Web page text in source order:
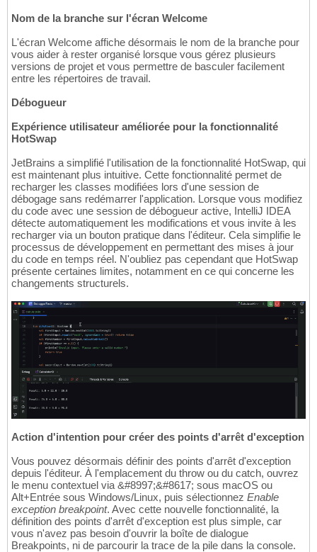
Nom de la branche sur l'écran Welcome
L'écran Welcome affiche désormais le nom de la branche pour
vous aider à rester organisé lorsque vous gérez plusieurs
versions de projet et vous permettre de basculer facilement
entre les répertoires de travail.
Débogueur
Expérience utilisateur améliorée pour la fonctionnalité
HotSwap
JetBrains a simplifié l'utilisation de la fonctionnalité HotSwap, qui
est maintenant plus intuitive. Cette fonctionnalité permet de
recharger les classes modifiées lors d'une session de
débogage sans redémarrer l'application. Lorsque vous modifiez
du code avec une session de débogueur active, IntelliJ IDEA
détecte automatiquement les modifications et vous invite à les
recharger via un bouton pratique dans l'éditeur. Cela simplifie le
processus de développement en permettant des mises à jour
du code en temps réel. N'oubliez pas cependant que HotSwap
présente certaines limites, notamment en ce qui concerne les
changements structurels.
Action d'intention pour créer des points d'arrêt d'exception
Vous pouvez désormais définir des points d'arrêt d'exception
depuis l'éditeur. À l'emplacement du throw ou du catch, ouvrez
le menu contextuel via &#8997;&#8617; sous macOS ou
Alt+Entrée sous Windows/Linux, puis sélectionnez Enable
exception breakpoint. Avec cette nouvelle fonctionnalité, la
définition des points d'arrêt d'exception est plus simple, car
vous n'avez pas besoin d'ouvrir la boîte de dialogue
Breakpoints, ni de parcourir la trace de la pile dans la console.